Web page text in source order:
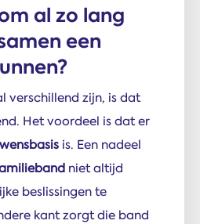
al zo lang
een
verschillend zijn, is dat
Het voordeel is dat er
is. Een nadeel
niet altijd
beslissingen te
kant zorgt die band